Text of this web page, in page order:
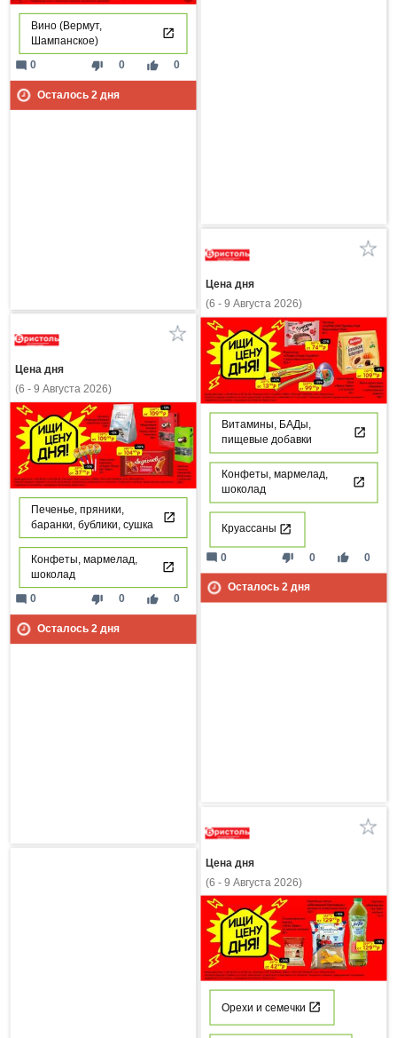
Вино (Вермут,
Шампанское)
thumb_down 0 thumb_up 0
mode_comment 0
Осталось 2 дня
Цена дня
(6 - 9 Августа 2026)
Витамины, БАДы,
пищевые добавки
Конфеты, мармелад,
шоколад
Круассаны
thumb_down 0 thumb_up 0
mode_comment 0
Осталось 2дня
Цена дня
(6 - 9 Августа 2026)
Печенье, пряники,
баранки, бублики, сушка
Конфеты, мармелад,
шоколад
thumb_down 0 thumb_up 0
mode_comment 0
Осталось 2дня
Цена дня
(6 - 9 Августа 2026)
Орехи и семечки